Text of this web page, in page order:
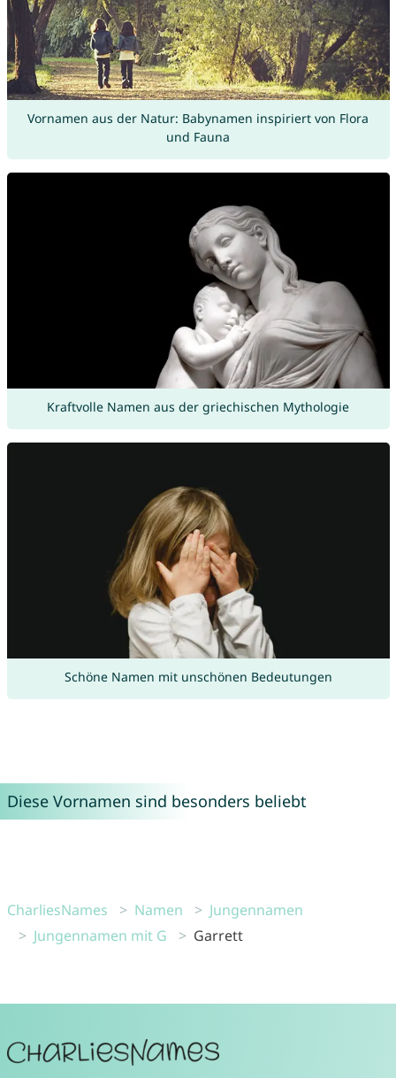
Vornamen aus der Natur: Babynamen inspiriert von Flora
und Fauna
Kraftvolle Namen aus der griechischen Mythologie
Schöne Namen mit unschönen Bedeutungen
Diese Vornamen sind besonders beliebt
CharliesNames Namen
Jungennamen
Jungennamen mit G
Garrett